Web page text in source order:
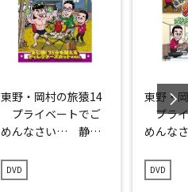
東野・岡村の旅猿14
プライベートでご
めんなさい… 静
ャンプの旅 プレミ
アム完全版
DVD
東野・
プラ
めんな
DVD